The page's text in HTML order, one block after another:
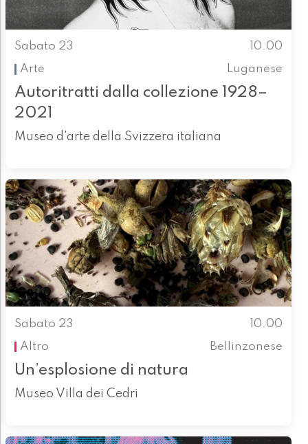
Sabato 23
10.00
Arte
Luganese
Autoritratti dalla collezione 1928–
2021
Museo d'arte della Svizzera italiana
Sabato 23
10.00
Altro
Bellinzonese
Un’esplosione di natura
Museo Villa dei Cedri